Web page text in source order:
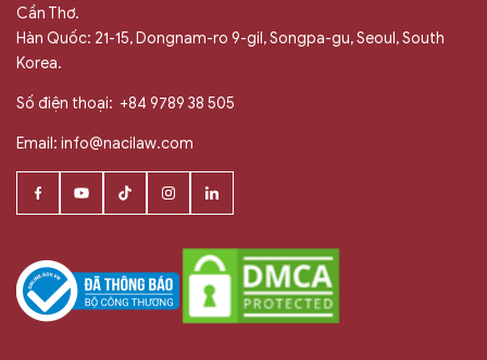
Cần Thơ.
Hàn Quốc: 21-15, Dongnam-ro 9-gil, Songpa-gu, Seoul, South
Korea.
Số điện thoại: +84 9789 38 505
Email: info@nacilaw.com